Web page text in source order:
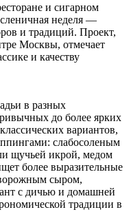
и сигарном
неделя —
и традиций. Проект,
Москвы, отмечает
и качеству
в разных
до более ярких
вариантов,
слабосоленым
щучьей икрой, медом
более выразительные
сыром,
с дичью и домашней
традиции в